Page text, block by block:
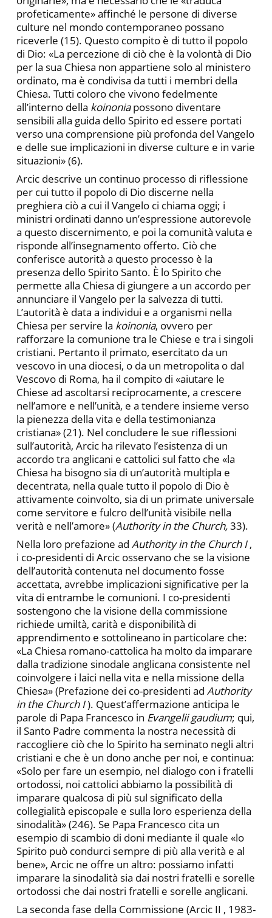
profeticamente» affinché le persone di diverse
culture nel mondo contemporaneo possano
riceverle (15). Questo compito è di tutto il popolo
di Dio: «La percezione di ciò che è la volontà di Dio
per la sua Chiesa non appartiene solo al ministero
ordinato, ma è condivisa da tutti i membri della
Chiesa. Tutti coloro che vivono fedelmente
all’interno della koinoniapossono diventare
sensibili alla guida dello Spirito ed essere portati
verso una comprensione più profonda del Vangelo
e delle sue implicazioni in diverse culture e in varie
situazioni» (6).
Arcic descrive un continuo processo di riflessione
per cui tutto il popolo di Dio discerne nella
preghiera ciò a cui il Vangelo ci chiama oggi; i
ministri ordinati danno un’espressione autorevole
a questo discernimento, e poi la comunità valuta e
risponde all’insegnamento offerto. Ciò che
conferisce autorità a questo processo è la
presenza dello Spirito Santo. È lo Spirito che
permette alla Chiesa di giungere a un accordo per
annunciare il Vangelo per la salvezza di tutti.
L’autorità è data a individui e a organismi nella
Chiesa per servire la koinonia, ovvero per
rafforzare la comunione tra le Chiese e tra i singoli
cristiani. Pertanto il primato, esercitato da un
vescovo in una diocesi, o da un metropolita o dal
Vescovo di Roma, ha il compito di «aiutare le
Chiese ad ascoltarsi reciprocamente, a crescere
nell’amore e nell’unità, e a tendere insieme verso
la pienezza della vita e della testimonianza
cristiana» (21). Nel concludere le sue riflessioni
sull’autorità, Arcic ha rilevato l’esistenza di un
accordo tra anglicani e cattolici sul fatto che «la
Chiesa ha bisogno sia di un’autorità multipla e
decentrata, nella quale tutto il popolo di Dio è
attivamente coinvolto, sia di un primate universale
come servitore e fulcro dell’unità visibile nella
verità e nell’amore» (Authority in the Church,33).
Nella loro prefazione ad Authority in the Church I,
i co-presidenti di Arcic osservano che se la visione
dell’autorità contenuta nel documento fosse
accettata, avrebbe implicazioni significative per la
vita di entrambe le comunioni. I co-presidenti
sostengono che la visione della commissione
richiede umiltà, carità e disponibilità di
apprendimento e sottolineano in particolare che:
«La Chiesa romano-cattolica ha molto da imparare
dalla tradizione sinodale anglicana consistente nel
coinvolgere i laici nella vita e nella missione della
Chiesa» (Prefazione dei co-presidenti ad Authority
in the Church I). Quest’affermazione anticipa le
parole di Papa Francesco in Evangelii gaudium; qui,
il Santo Padre commenta la nostra necessità di
raccogliere ciò che lo Spirito ha seminato negli altri
cristiani e che è un dono anche per noi, e continua:
«Solo per fare un esempio, nel dialogo con i fratelli
ortodossi, noi cattolici abbiamo la possibilità di
imparare qualcosa di più sul significato della
collegialità episcopale e sulla loro esperienza della
sinodalità» (246). Se Papa Francesco cita un
esempio di scambio di doni mediante il quale «lo
Spirito può condurci sempre di più alla verità e al
bene», Arcic ne offre un altro: possiamo infatti
imparare la sinodalità sia dai nostri fratelli e sorelle
ortodossi che dai nostri fratelli e sorelle anglicani.
La seconda fase della Commissione (Arcic II , 1983-